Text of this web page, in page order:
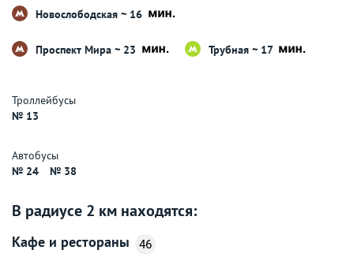
Новослободская ~ 16
Проспект Мира ~ 23 Трубная ~ 17
Троллейбусы
№ 13
Автобусы
№ 24
№ 38
В радиусе 2 км находятся:
Кафе и рестораны 46